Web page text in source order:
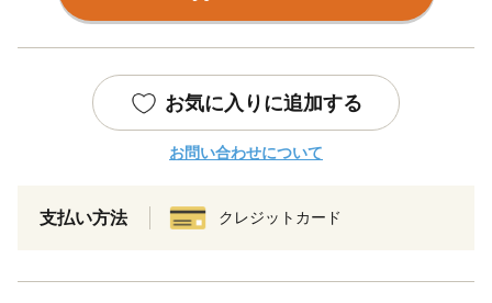
お気に入りに追加する
お問い合わせについて
支払い方法 クレジットカード